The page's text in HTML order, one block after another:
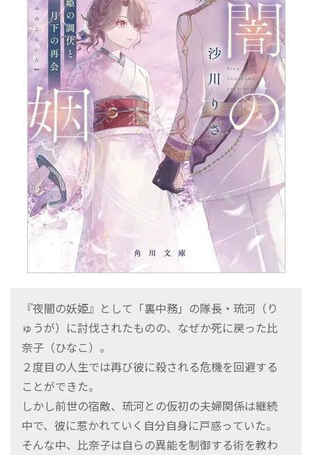
『夜闇の妖姫』として「裏中務」の隊長・琉河（り
ゅうが）に討伐されたものの、なぜか死に戻った比
奈子（ひなこ）。
２度目の人生では再び彼に殺される危機を回避する
ことができた。
しかし前世の宿敵、琉河との仮初の夫婦関係は継続
中で、彼に惹かれていく自分自身に戸惑っていた。
そんな中、比奈子は自らの異能を制御する術を教わ